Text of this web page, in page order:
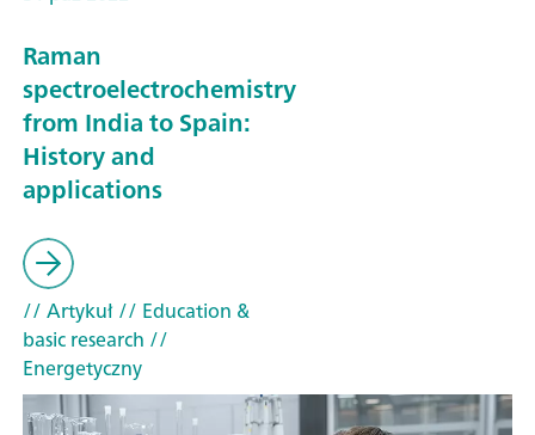
Raman
spectroelectrochemistry
from India to Spain:
History and
applications
// Artykuł// Education &
basic research //
Energetyczny